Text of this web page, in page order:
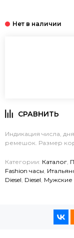
Индикация числа,
ремешок. Размер
Категории: Каталог
Fashion часы
Diesel Diesel Мужские